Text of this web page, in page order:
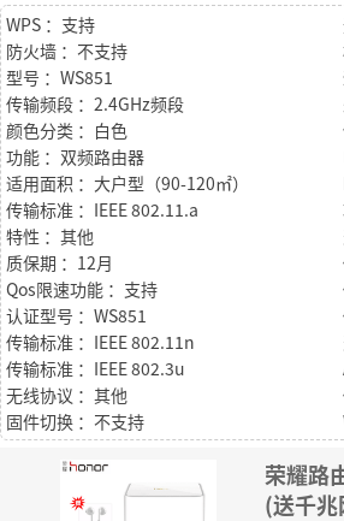
WPS ：支持
防火墙 ：不支持
型号 ：WS851
传输频段 ：2.4GHz频段
颜色分类 ：白色
功能 ：双频路由器
适用面积 ：大户型（90-120㎡）
传输标准 ：IEEE 802.11.a
特性 ：其他
质保期 ：12月
Qos限速功能 ：支持
认证型号 ：WS851
传输标准 ：IEEE 802.11n
传输标准 ：IEEE 802.3u
无线协议 ：其他
固件切换 ：不支持
荣耀路
(送千